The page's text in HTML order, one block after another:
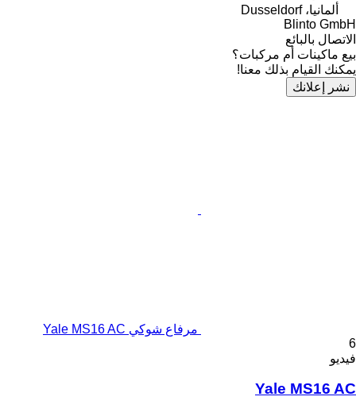
ألمانيا، Dusseldorf
Blinto GmbH
الاتصال بالبائع
بيع ماكينات أم مركبات؟
يمكنك القيام بذلك معنا!
نشر إعلانك
مرفاع شوكي Yale MS16 AC
6
فيديو
Yale MS16 AC